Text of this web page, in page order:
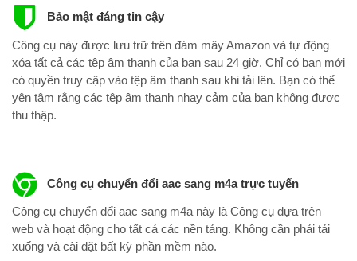
Bảo mật đáng tin cậy
Công cụ này được lưu trữ trên đám mây Amazon và tự động
xóa tất cả các tệp âm thanh của bạn sau 24 giờ. Chỉ có bạn mới
có quyền truy cập vào tệp âm thanh sau khi tải lên. Bạn có thể
yên tâm rằng các tệp âm thanh nhạy cảm của bạn không được
thu thập.
Công cụ chuyển đổi aac sang m4a trực tuyến
Công cụ chuyển đổi aac sang m4a này là Công cụ dựa trên
web và hoạt động cho tất cả các nền tảng. Không cần phải tải
xuống và cài đặt bất kỳ phần mềm nào.